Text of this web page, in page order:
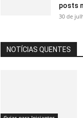
posts
30 de
NOTÍCIAS QUENTES